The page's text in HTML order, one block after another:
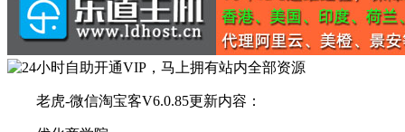
老虎-微信淘宝客V6.0.85更新内容：